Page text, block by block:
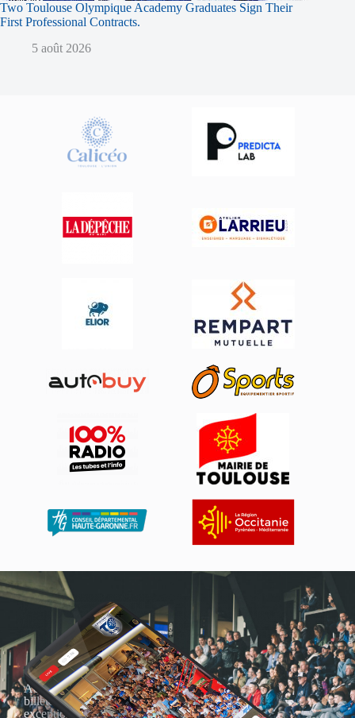
Two Toulouse Olympique Academy Graduates Sign Their
First Professional Contracts.
5 août 2026
Actualités, nouveautés,
billetterie, remises
exceptionnelles dans la